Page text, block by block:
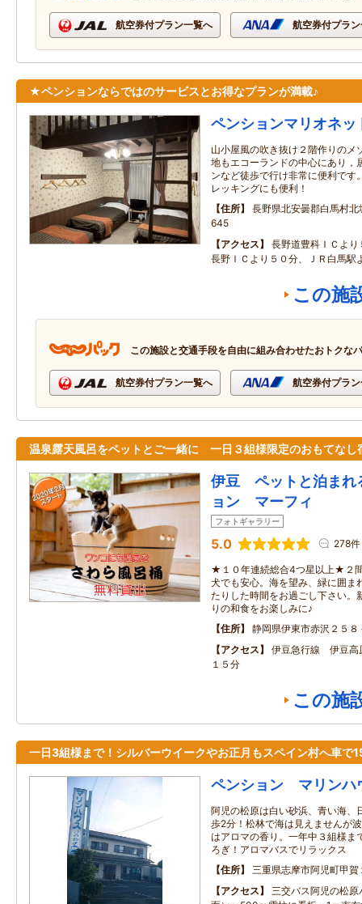
航空券付プラン一覧へ 航空券付プラ
★ペンションならではのサービスとお得なプランが満載♪
ペンションマリオネッ
山小屋風の吹き抜け２階作りのメ
地もエコーランドの中心にあり，
ンなど徒歩で行け非常に便利です
レッキングにも便利！
住所
長野県北安曇郡白馬村
645
アクセス
長野道豊科ＩＣよ
長野ＩＣより５０分、ＪＲ白馬駅
この施
この施設と交通手段を自由に組み合わせたおトクな
航空券付プラン一覧へ 航空券付プラ
温泉露天風呂をペットとご一緒に 一日３組様限定のおもてなし
伊豆 ペットと泊ま
ョン マーフィ
フォトギャラリー
5.0 278件
★１０年連続総合4つ星以上★２
犬でも安心。海を望み、緑に囲ま
たりした時間をお過ごし下さい。
りの和食をお楽しみに♪
住所
静岡県伊東市赤沢２５８
アクセス
伊豆急行線 伊豆
１５分
この施
一日3組様まで！シルバーウイークやお正月もスペイン村へ車で
ペンション マリン
阿児の松原は白い砂浜、青い海、
歩2分！松林で海は見えませんが
はアロマの香り。一年中３組様ま
ろぎ！アロマバスでリラックス
住所
三重県志摩市阿児町甲賀
アクセス
三交バス阿児の松